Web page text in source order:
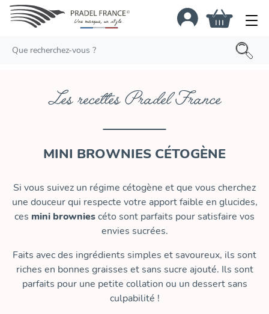
Les recettes Pradel France
MINI BROWNIES CÉTOGÈNE
Si vous suivez un régime cétogène et que vous cherchez
une douceur qui respecte votre apport faible en glucides,
ces mini browniescéto sont parfaits pour satisfaire vos
envies sucrées.
Faits avec des ingrédients simples et savoureux, ils sont
riches en bonnes graisses et sans sucre ajouté. Ils sont
parfaits pour une petite collation ou un dessert sans
culpabilité !